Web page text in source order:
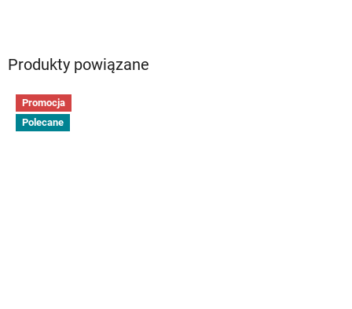
Produkty powiązane
Promocja
Polecane